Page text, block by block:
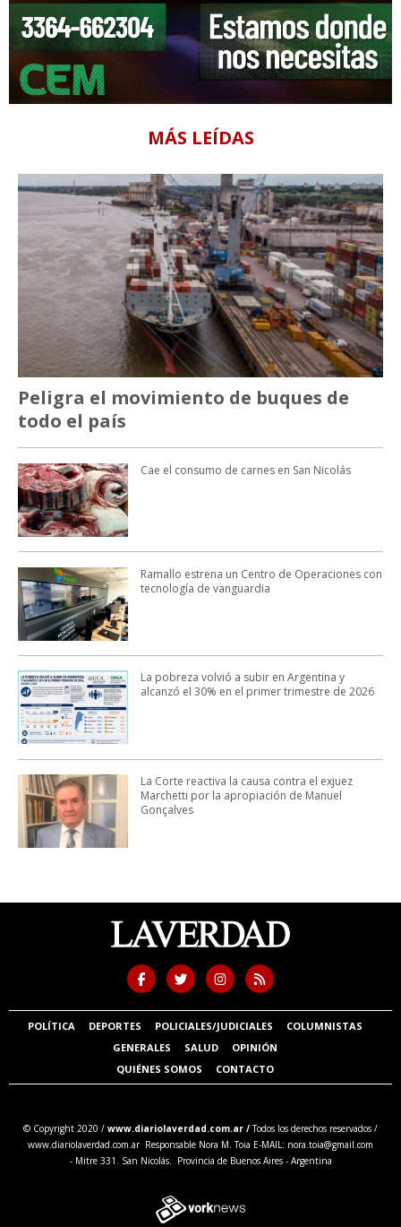
MÁS LEÍDAS
Peligra el movimiento de buques de
todo el país
Cae el consumo de carnes en San Nicolás
Ramallo estrena un Centro de Operaciones con
tecnología de vanguardia
La pobreza volvió a subir en Argentina y
alcanzó el 30% en el primer trimestre de 2026
La Corte reactiva la causa contra el exjuez
Marchetti por la apropiación de Manuel
Gonçalves
POLÍTICA DEPORTES POLICIALES/JUDICIALES
COLUMNISTAS
GENERALES
SALUD
OPINIÓN
QUIÉNES SOMOS
CONTACTO
© Copyright 2020 / www.diariolaverdad.com.ar /Todos los derechos reservados /
www.diariolaverdad.com.ar Responsable Nora M. Toia E-MAIL: nora.toia@gmail.com
- Mitre 331. San Nicolás. Provincia de Buenos Aires - Argentina